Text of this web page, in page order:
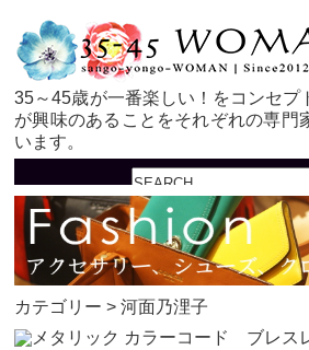
35～45歳が一番楽しい！をコンセプ
が興味のあることをそれぞれの専門
います。
カテゴリー > 河面乃浬子